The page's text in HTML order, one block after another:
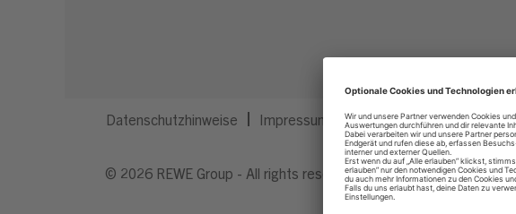
Datenschutzhinweise Impressum Privatsphäre-Einstellungen
© 2026 REWE Group - All rights reserved